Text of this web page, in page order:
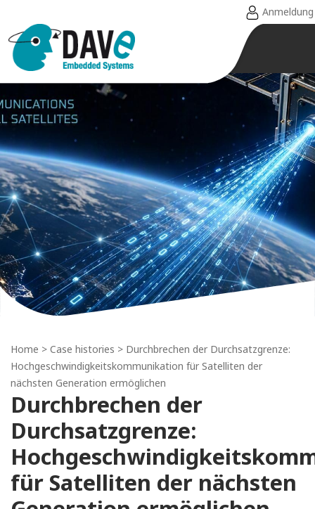
Anmeldung
Home > Case histories > Durchbrechen der Durchsatzgrenze:
Hochgeschwindigkeitskommunikation für Satelliten der
nächsten Generation ermöglichen
Durchbrechen der
Durchsatzgrenze:
für Satelliten der nächsten